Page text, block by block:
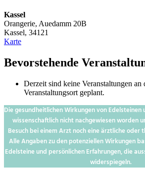
Kassel
Orangerie, Auedamm 20B
Kassel, 34121
KarteKassel
Bevorstehende
Derzeit sind keine Veranstaltungen an
Veranstaltungsort geplant.
Die gesundheitlichen Wirkungen von
wissenschaftlich nicht nachgewiesen worden
Besuch bei einem Arzt noch eine ärztliche oder
Alle Angaben zu den potenziellen Wirkungen
Edelsteine und persönlichen Erfahrungen, die
widerspiegeln.